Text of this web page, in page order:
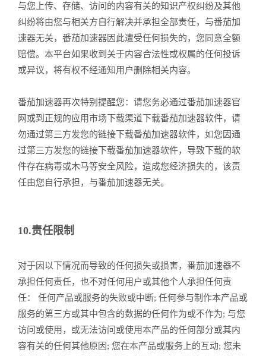
与您上传、存储、访问的内容有关的知识产权纠纷及其他
纠纷将由您与相关方自行解决并承担全部责任，与番茄加
速器无关，番茄加速器因此遭受任何损失的，您同意全额
赔偿。本平台如果收到关于内容合法性或权属的任何投诉
或异议，将有权不经通知用户删除相关内容。
番茄加速器再次特别提醒您：请您务必通过番茄加速器官
网或到正规的应用市场下载渠道下载番茄加速器软件，请
勿通过第三方发您的链接下载番茄加速器软件，如您因通
过第三方发您的链接下载番茄加速器软件，导致下载的软
件存在病毒或木马等安全风险，造成您经济损失的，该责
任由您自行承担，与番茄加速器无关。
10.责任限制
对于因以下情况而导致的任何损失或损害，番茄加速器不
承担任何责任，也不对任何用户或其他个人承担任何责
任： 任何产品或服务的失败或中断; 任何参与制作本产品或
服务的第三方或其中包含的数据的任何作为或不作为; 与您
访问或使用，或无法访问或使用本产品的任何部分或其内
容有关的任何其他原因; 您在本产品或服务上的互动; 您未